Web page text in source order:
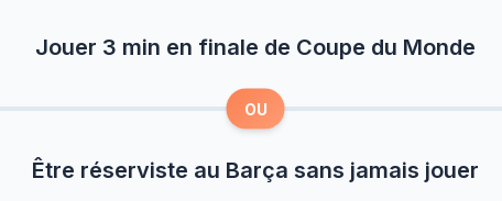
Jouer 3 min en finale de Coupe du Monde
OU
Être réserviste au Barça sans jamais jouer